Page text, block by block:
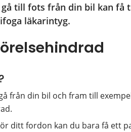
till fots från din bil kan få
läkarintyg.
från din bil och fram till
ditt fordon kan du bara få ett